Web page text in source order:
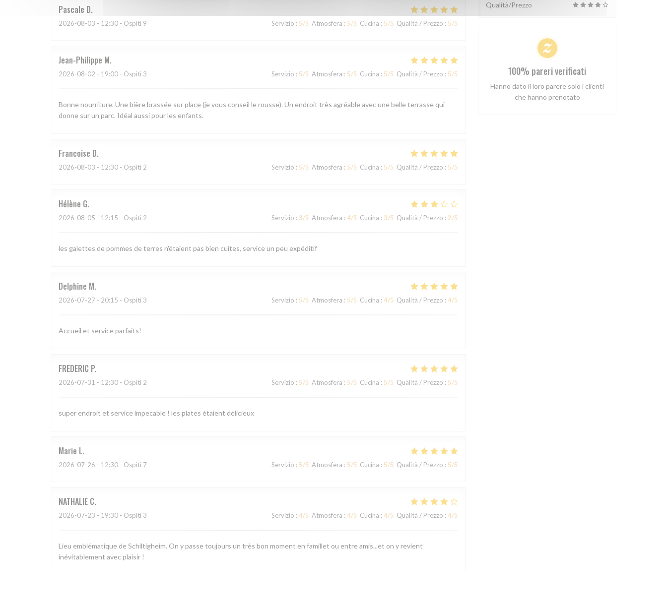
Pascale D
2026-08-03 - 12:30 - Ospiti 9 Servizio : 5/5 Atmosfera : 5/5 Cucina : 5/5 Qualità / Prezzo : 5/5
Jean-Philippe M
2026-08-02 - 19:00 - Ospiti 3 Servizio : 5/5 Atmosfera : 5/5 Cucina : 5/5 Qualità / Prezzo : 5/5
Bonne nourriture. Une bière brassée sur place (je vous conseil le rousse). Un endroit très agréable avec une belle terrasse qui
donne sur un parc. Idéal aussi pour les enfants.
Francoise D
2026-08-03 - 12:30 - Ospiti 2 Servizio : 5/5 Atmosfera : 5/5 Cucina : 5/5 Qualità / Prezzo : 5/5
Hélène G
2026-08-05 - 12:15 - Ospiti 2 Servizio : 3/5 Atmosfera : 4/5 Cucina : 3/5 Qualità / Prezzo : 2/5
les galettes de pommes de terres n'étaient pas bien cuites, service un peu expéditif
Delphine M
2026-07-27 - 20:15 - Ospiti 3 Servizio : 5/5 Atmosfera : 5/5 Cucina : 4/5 Qualità / Prezzo : 4/5
Accueil et service parfaits!
FREDERIC P
2026-07-31 - 12:30 - Ospiti 2 Servizio : 5/5 Atmosfera : 5/5 Cucina : 5/5 Qualità / Prezzo : 5/5
super endroit et service impecable ! les plates étaient délicieux
Marie L
2026-07-26 - 12:30 - Ospiti 7 Servizio : 5/5 Atmosfera : 5/5 Cucina : 5/5 Qualità / Prezzo : 5/5
NATHALIE C
2026-07-23 - 19:30 - Ospiti 3 Servizio : 4/5 Atmosfera : 4/5 Cucina : 4/5 Qualità / Prezzo : 4/5
Lieu emblématique de Schiltigheim. On y passe toujours un très bon moment en famillet ou entre amis...et on y revient
inévitablement avec plaisir !
Qualità/Prezzo
100% pareri verificati
Hanno dato il loro parere solo i clienti
che hanno prenotato